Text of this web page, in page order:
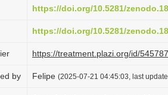
https://doi.org/10.5281/
https://doi.org/10.5281/
https://treatment.plazi.org/id/
by Felipe (2025-07-21 04:45:03, last